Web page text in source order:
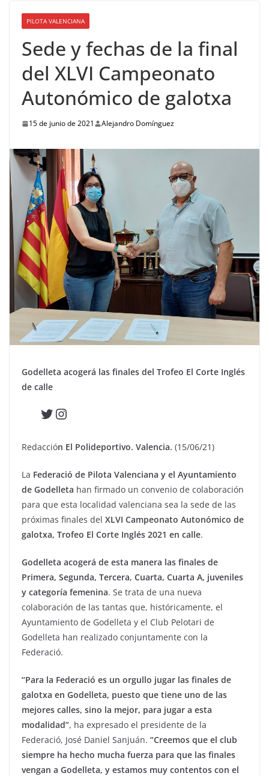
PILOTA VALENCIANA
Sede y fechas de la final
del XLVI Campeonato
Autonómico de galotxa
15 de junio de 2021 Alejandro Domínguez
Godelleta acogerá las finales del Trofeo El Corte Inglés
de calle
Twitter
Instagram
Redacción El Polideportivo. Valencia. (15/06/21)
La Federació de Pilota Valenciana y el Ayuntamiento
de Godelleta han firmado un convenio de colaboración
para que esta localidad valenciana sea la sede de las
próximas finales del XLVI Campeonato Autonómico de
galotxa, Trofeo El Corte Inglés 2021 en calle.
Godelleta acogerá de esta manera las finales de
Primera, Segunda, Tercera, Cuarta, Cuarta A, juveniles
y categoría femenina. Se trata de una nueva
colaboración de las tantas que, históricamente, el
Ayuntamiento de Godelleta y el Club Pelotari de
Godelleta han realizado conjuntamente con la
Federació.
“Para la Federació es un orgullo jugar las finales de
galotxa en Godelleta, puesto que tiene uno de las
mejores calles, sino la mejor, para jugar a esta
modalidad”, ha expresado el presidente de la
Federació, José Daniel Sanjuán. “Creemos que el club
siempre ha hecho mucha fuerza para que las finales
vengan a Godelleta, y estamos muy contentos con el